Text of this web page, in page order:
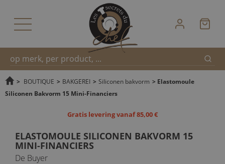
Snel
> BOUTIQUE > BAKGEREI > Siliconen bakvorm > Elastomoule
Siliconen Bakvorm 15 Mini-Financiers
Gratis levering vanaf 85,00 €
ELASTOMOULE SILICONEN BAKVORM 15
MINI-FINANCIERS
De Buyer